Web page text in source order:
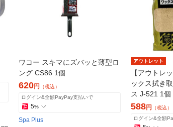
ワコー スキマにズバッと薄型ロ
ング CS86 1個
620円
（税込）
ログイン&全額PayPay支払いで
5%
Spa Plus
アウトレット
【アウトレ
ックス拭き
ス J-521 1個
588円
（税込）
ログイン&全額